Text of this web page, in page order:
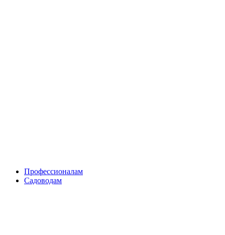
Профессионалам
Садоводам